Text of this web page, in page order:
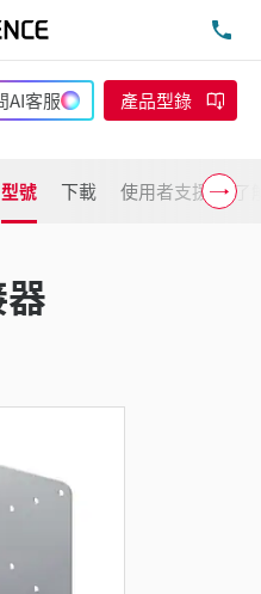
AI客服 產品型錄
型號 下載 使用者支援 了